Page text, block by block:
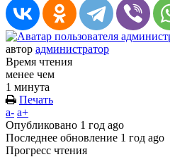
автор администратор
Время чтения
менее чем
1 минута
Печать
a- a+
Опубликовано 1 год ago
Последнее обновление 1 год ago
Прогресс чтения